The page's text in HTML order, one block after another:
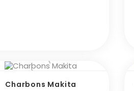
Charbons Makita